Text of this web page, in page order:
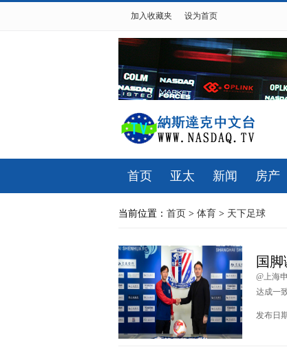
加入收藏夹 设为首页
首页 亚太 新闻 房产
当前位置： 首页 > 体育 > 天下足球
国
@上海
达成一
发布日